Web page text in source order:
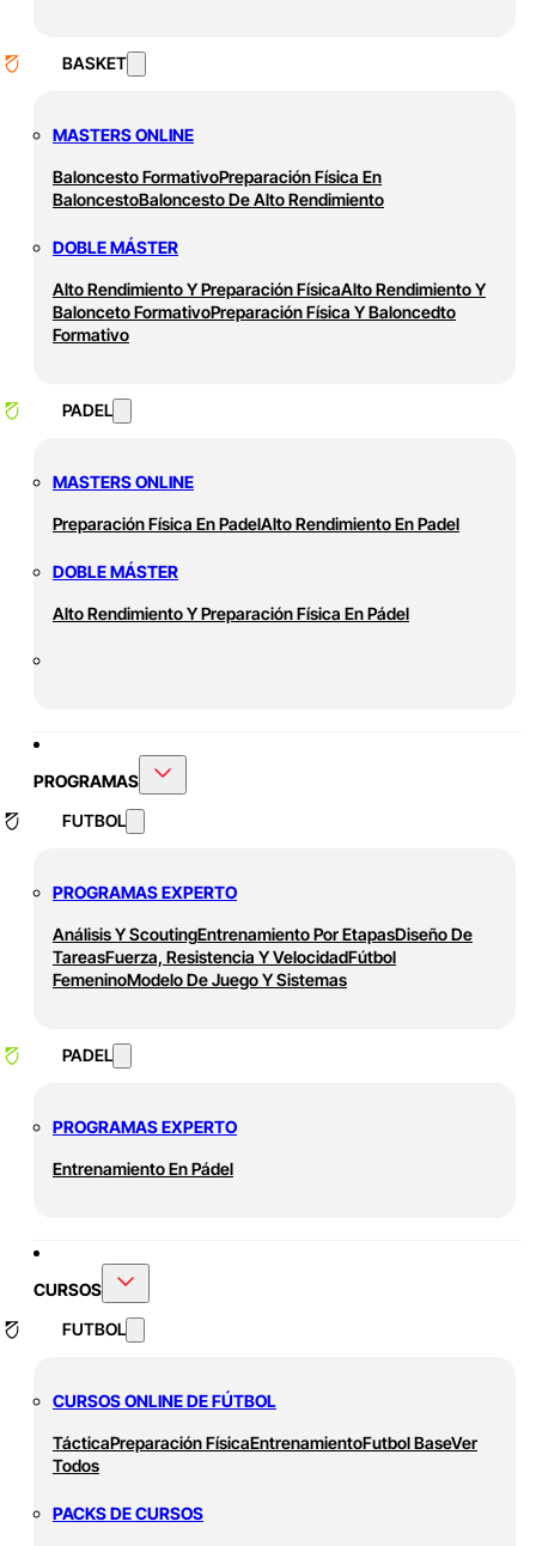
BASKET
MASTERS ONLINE
Baloncesto FormativoPreparación Física En
BaloncestoBaloncesto De Alto Rendimiento
DOBLE MÁSTER
Alto Rendimiento Y Preparación FísicaAlto Rendimiento Y
Balonceto FormativoPreparación Física Y Baloncedto
Formativo
PADEL
MASTERS ONLINE
Preparación Física En PadelAlto Rendimiento En Padel
DOBLE MÁSTER
Alto Rendimiento Y Preparación Física En Pádel
PROGRAMAS
FUTBOL
PROGRAMAS EXPERTO
Análisis Y ScoutingEntrenamiento Por EtapasDiseño De
TareasFuerza, Resistencia Y VelocidadFútbol
FemeninoModelo De Juego Y Sistemas
PADEL
PROGRAMAS EXPERTO
Entrenamiento En Pádel
CURSOS
FUTBOL
CURSOS ONLINE DE FÚTBOL
TácticaPreparación FísicaEntrenamientoFutbol BaseVer
Todos
PACKS DE CURSOS